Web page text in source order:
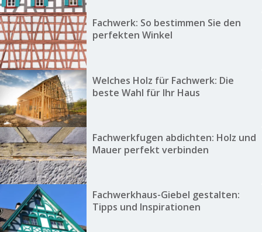
Fachwerk: So bestimmen Sie den
perfekten Winkel
Welches Holz für Fachwerk: Die
beste Wahl für Ihr Haus
Fachwerkfugen abdichten: Holz und
Mauer perfekt verbinden
Fachwerkhaus-Giebel gestalten:
Tipps und Inspirationen